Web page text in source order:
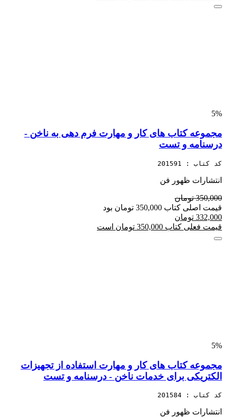
5%
مجموعه کتاب های کار و مهارت فرم دهی به ناخن -
درسنامه و تست
کد کتاب : 201591
انتشارات ظهور فن
350,000 تومان
قیمت اصلی کتاب 350,000 تومان بود
332,000 تومان
قیمت فعلی کتاب 350,000 تومان است
5%
مجموعه کتاب های کار و مهارت استفاده از تجهیزات
الکتریکی برای خدمات ناخن - درسنامه و تست
کد کتاب : 201584
انتشارات ظهور فن